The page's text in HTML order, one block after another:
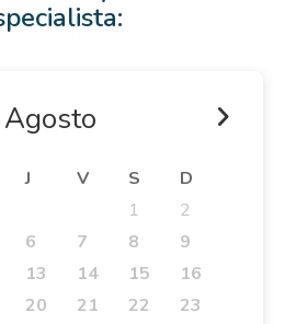
Agosto
J V S
D
1
2
6 7 8
9
13 14 15
16
20 21 22
23